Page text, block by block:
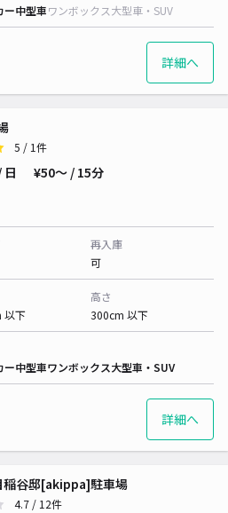
ー中型車ワンボックス大型車・SUV
詳細へ
5 / 1件
日 ¥50〜 / 15分
再入庫
可
以下
高さ
300cm 以下
ー中型車ワンボックス大型車・SUV
詳細へ
稲谷邸[akippa]駐車場
4.7 / 12件